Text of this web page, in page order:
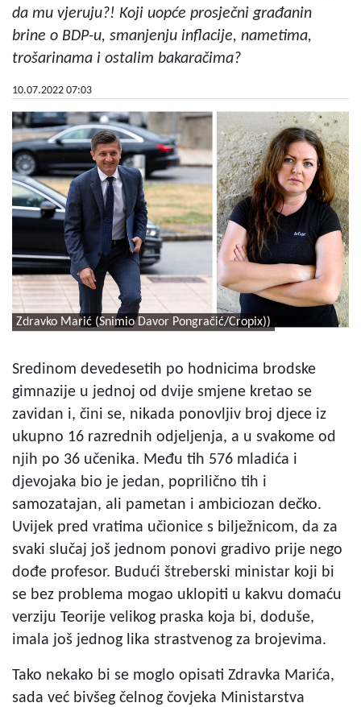
da mu vjeruju?! Koji uopće prosječni građanin
brine o BDP-u, smanjenju inflacije, nametima,
trošarinama i ostalim bakaračima?
10.07.2022 07:03
Zdravko Marić (Snimio Davor Pongračić/Cropix))
Sredinom devedesetih po hodnicima brodske
gimnazije u jednoj od dvije smjene kretao se
zavidan i, čini se, nikada ponovljiv broj djece iz
ukupno 16 razrednih odjeljenja, a u svakome od
njih po 36 učenika. Među tih 576 mladića i
djevojaka bio je jedan, poprilično tih i
samozatajan, ali pametan i ambiciozan dečko.
Uvijek pred vratima učionice s bilježnicom, da za
svaki slučaj još jednom ponovi gradivo prije nego
dođe profesor. Budući štreberski ministar koji bi
se bez problema mogao uklopiti u kakvu domaću
verziju Teorije velikog praska koja bi, doduše,
imala još jednog lika strastvenog za brojevima.
Tako nekako bi se moglo opisati Zdravka Marića,
sada već bivšeg čelnog čovjeka Ministarstva